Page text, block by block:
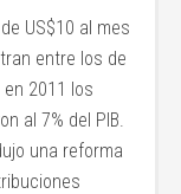
US$10 al mes
entre los de
2011 los
al 7% del PIB.
una reforma